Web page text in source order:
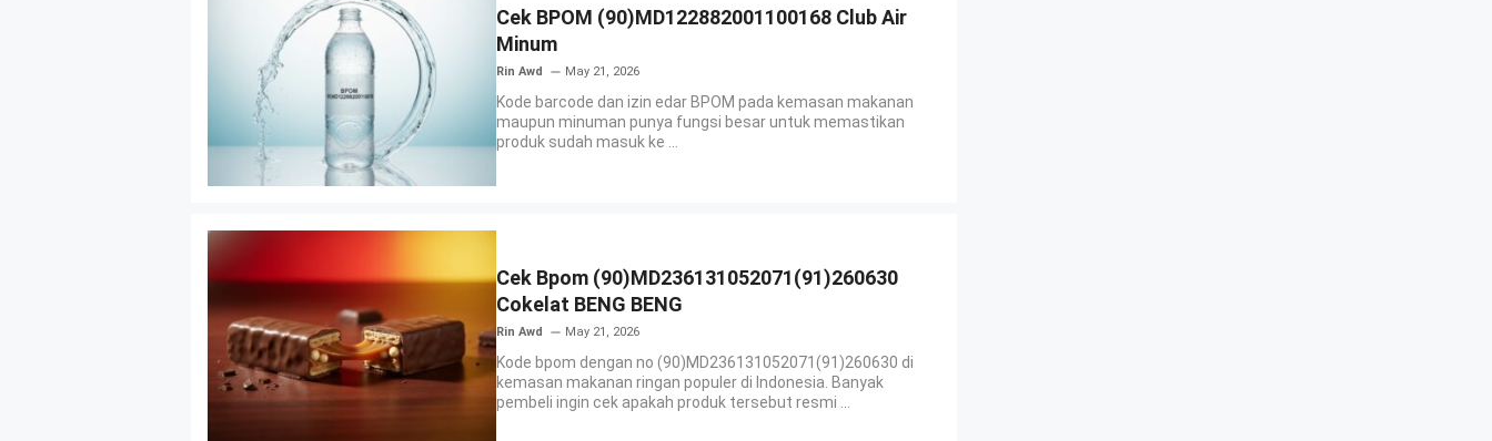
Cek BPOM (90)MD122882001100168 Club Air
Minum
Rin Awd May 21, 2026
Kode barcode dan izin edar BPOM pada kemasan makanan
maupun minuman punya fungsi besar untuk memastikan
produk sudah masuk ke ...
Cek Bpom (90)MD236131052071(91)260630
Cokelat BENG BENG
Rin Awd May 21, 2026
Kode bpom dengan no (90)MD236131052071(91)260630 di
kemasan makanan ringan populer di Indonesia. Banyak
pembeli ingin cek apakah produk tersebut resmi ...